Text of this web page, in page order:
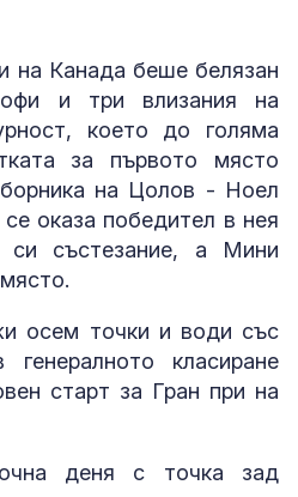
на Канада беше белязан
и три влизания на
което до голяма
за първото място
на Цолов - Ноел
оказа победител в нея
си състезание, а Мини
осем точки и води със
класиране
старт за Гран при на
деня с точка зад